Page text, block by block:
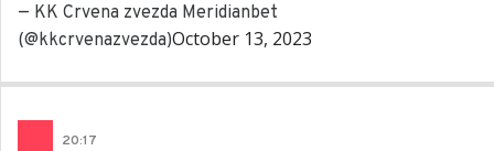
— KK Crvena zvezda Meridianbet
(@kkcrvenazvezda)October 13, 2023
20:17